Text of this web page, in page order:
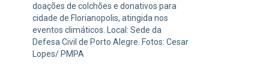
doações de colchões e donativos para
cidade de Florianopolis, atingida nos
eventos climáticos. Local: Sede da
Defesa Civil de Porto Alegre. Fotos: Cesar
Lopes/ PMPA